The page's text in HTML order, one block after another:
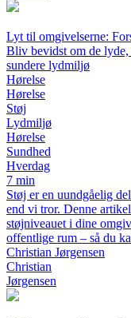
Lyt til omgivelserne:
Bliv bevidst om de
sundere lydmiljø
Hørelse
Hørelse
Støj
Lydmiljø
Hørelse
Sundhed
Hverdag
7 min
Støj er en uundgåelig
end vi tror. Denne
støjniveauet i dine
offentlige rum – så du
Christian Jørgensen
Christian
Jørgensen